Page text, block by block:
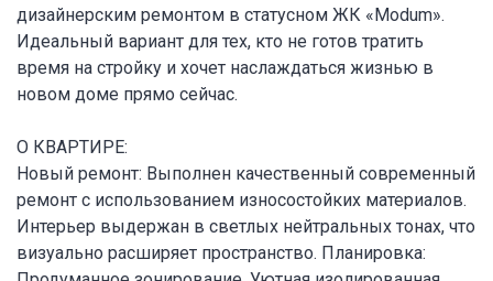
дизайнерским ремонтом в статусном ЖК «Modum».
Идеальный вариант для тех, кто не готов тратить
время на стройку и хочет наслаждаться жизнью в
новом доме прямо сейчас.
О КВАРТИРЕ:
Новый ремонт: Выполнен качественный современный
ремонт с использованием износостойких материалов.
Интерьер выдержан в светлых нейтральных тонах, что
визуально расширяет пространство. Планировка: